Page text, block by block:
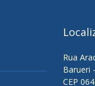
Rua
Barueri
CEP